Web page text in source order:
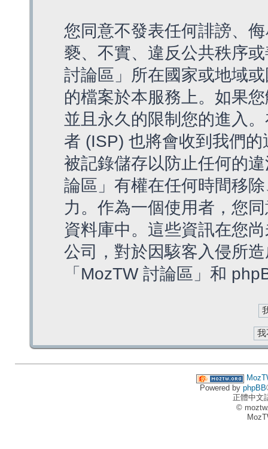
您同意不發表任何誹謗、
褻、不實、違反公共秩序
討論區」所在國家或地域
的檔案於本服務上。如果
並且永久的限制您的進入
者 (ISP) 也將會收到我們
被記錄儲存以防止任何的
論區」有權在任何時間移
力。作為一個使用者，您
資料庫中。這些資訊在您
公司，對於因駭客入侵所
「MozTW 討論區」和
Powered by phpBB
正體中文
©